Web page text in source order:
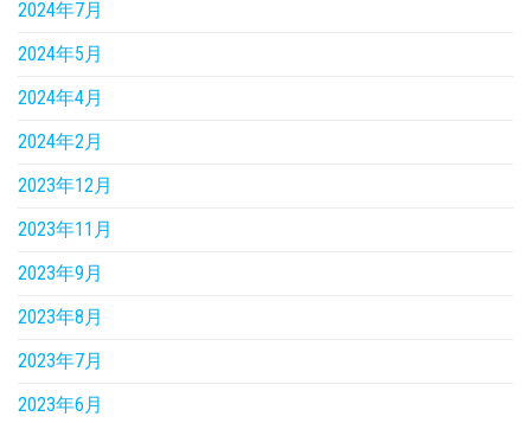
2024年7月
2024年5月
2024年4月
2024年2月
2023年12月
2023年11月
2023年9月
2023年8月
2023年7月
2023年6月